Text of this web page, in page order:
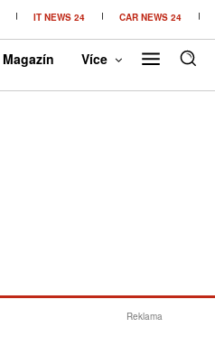
IT NEWS 24 CAR NEWS 24
Magazín Více
Reklama